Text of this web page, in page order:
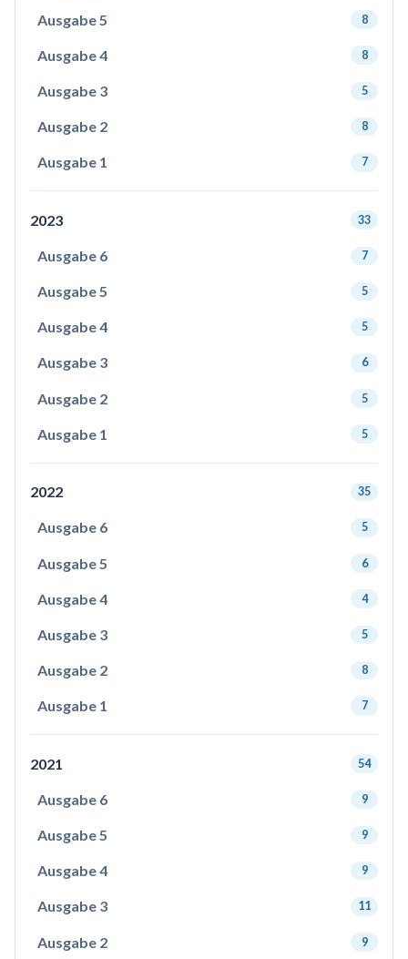
Ausgabe 5 8
Ausgabe 4 8
Ausgabe 3 5
Ausgabe 2 8
Ausgabe 1 7
2023 33
Ausgabe 6 7
Ausgabe 5 5
Ausgabe 4 5
Ausgabe 3 6
Ausgabe 2 5
Ausgabe 1 5
2022 35
Ausgabe 6 5
Ausgabe 5 6
Ausgabe 4 4
Ausgabe 3 5
Ausgabe 2 8
Ausgabe 1 7
2021 54
Ausgabe 6 9
Ausgabe 5 9
Ausgabe 4 9
Ausgabe 3 11
Ausgabe 2 9